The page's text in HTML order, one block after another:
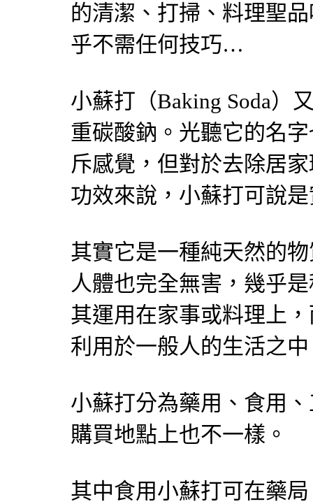
的清潔、打掃、料理聖
乎不需任何技巧…
小蘇打（Baking Soda）
重碳酸鈉。光聽它的名
斥感覺，但對於去除居
功效來說，小蘇打可說
其實它是一種純天然的
人體也完全無害，幾乎
其運用在家事或料理上
利用於一般人的生活之
小蘇打分為藥用、食用
購買地點上也不一樣。
其中食用小蘇打可在藥